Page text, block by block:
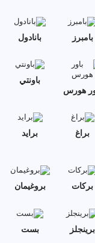
بامبرز بانادول
هورس
باونتي
براغ برايد
بركات بروغيمان
برينجلز بست